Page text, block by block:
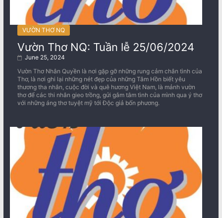
VƯỜN THƠ NQ
Vườn Thơ NQ: Tuần lễ 25/06/2024
June 25, 2024
Vườn Thơ Nhân Quyền là nơi gặp gỡ những rung cảm chân tình của
Thơ, là nơi ghi lại những nét đẹp của những Tâm Hồn biết yêu
thương tha nhân, cuộc đời và quê hương Việt Nam, là mảnh vườn
thơ để các thi nhân gieo trồng, gửi gắm tâm tình của mình qua ý thơ
với những áng thơ tuyệt mỹ tới Độc giả bốn phương.